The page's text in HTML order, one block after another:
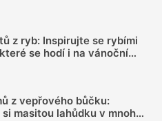
z ryb: Inspirujte se rybími
se hodí i na vánoční
z vepřového bůčku:
masitou lahůdku v mnoha